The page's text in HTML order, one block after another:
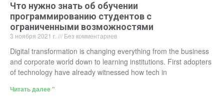
Что нужно знать об обучении
программированию студентов с
ограниченными возможностями
3 ноября 2021 г. Без комментариев
Digital transformation is changing everything from the business
and corporate world down to learning institutions. First adopters
of technology have already witnessed how tech in
Читать далее "